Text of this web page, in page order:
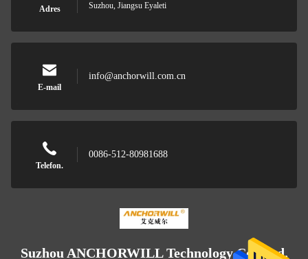
Adres
Suzhou, Jiangsu Eyaleti
E-mail
info@anchorwill.com.cn
Telefon.
0086-512-80981688
Suzhou ANCHORWILL Technology Co., Ltd.